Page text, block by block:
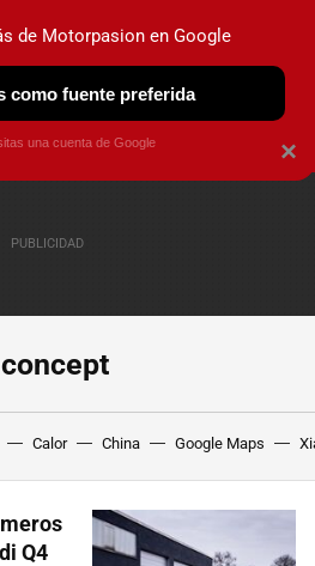
OBSERVATORIO
Calor China Google Maps
Q4
×
de Motorpasion en Google
como fuente preferida
una cuenta de Google